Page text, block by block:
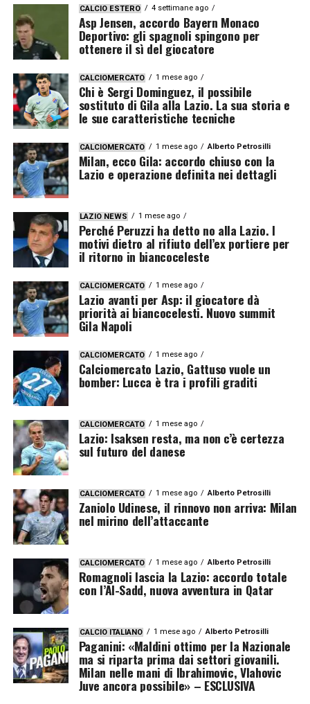
CALCIO ESTERO 4 settimane ago
Asp Jensen, accordo Bayern Monaco
Deportivo: gli spagnoli spingono per
ottenere il sì del giocatore
CALCIOMERCATO 1 mese ago
Chi è Sergi Dominguez, il possibile
sostituto di Gila alla Lazio. La sua storia e
le sue caratteristiche tecniche
CALCIOMERCATO 1 mese ago Alberto Petrosilli
Milan, ecco Gila: accordo chiuso con la
Lazio e operazione definita nei dettagli
LAZIO NEWS 1 mese ago
Perché Peruzzi ha detto no alla Lazio. I
motivi dietro al rifiuto dell’ex portiere per
il ritorno in biancoceleste
CALCIOMERCATO 1 mese ago
Lazio avanti per Asp: il giocatore dà
priorità ai biancocelesti. Nuovo summit
Gila Napoli
CALCIOMERCATO 1 mese ago
Calciomercato Lazio, Gattuso vuole un
bomber: Lucca è tra i profili graditi
CALCIOMERCATO 1 mese ago
Lazio: Isaksen resta, ma non c’è certezza
sul futuro del danese
CALCIOMERCATO 1 mese ago Alberto Petrosilli
Zaniolo Udinese, il rinnovo non arriva: Milan
nel mirino dell’attaccante
CALCIOMERCATO 1 mese ago Alberto Petrosilli
Romagnoli lascia la Lazio: accordo totale
con l’Al-Sadd, nuova avventura in Qatar
CALCIO ITALIANO 1 mese ago Alberto Petrosilli
Paganini: «Maldini ottimo per la Nazionale
ma si riparta prima dai settori giovanili.
Milan nelle mani di Ibrahimovic, Vlahovic
Juve ancora possibile» – ESCLUSIVA